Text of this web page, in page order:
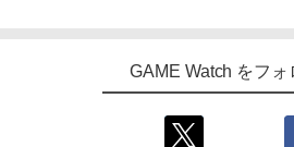
GAME Watch をフォ